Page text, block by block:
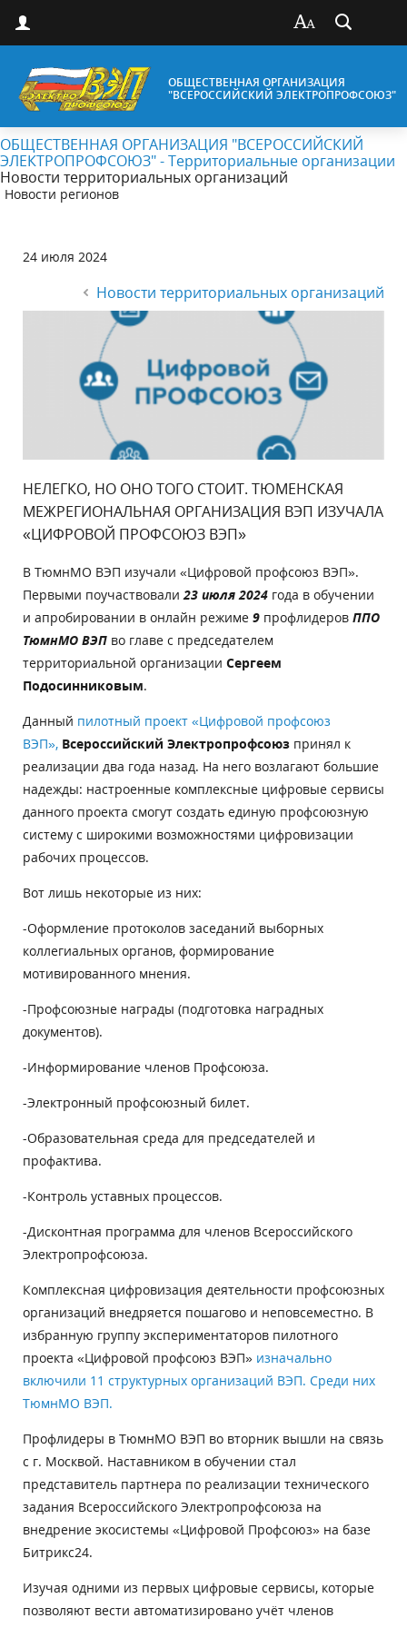
ОБЩЕСТВЕННАЯ ОРГАНИЗАЦИЯ
"ВСЕРОССИЙСКИЙ ЭЛЕКТРОПРОФСОЮЗ"
ОБЩЕСТВЕННАЯ ОРГАНИЗАЦИЯ "ВСЕРОССИЙСКИЙ
ЭЛЕКТРОПРОФСОЮЗ" - Территориальные организации
Новости территориальных организаций
Новости регионов
24 июля 2024
Новости территориальных организаций
НЕЛЕГКО, НО ОНО ТОГО СТОИТ. ТЮМЕНСКАЯ
МЕЖРЕГИОНАЛЬНАЯ ОРГАНИЗАЦИЯ ВЭП ИЗУЧАЛА
«ЦИФРОВОЙ ПРОФСОЮЗ ВЭП»
В ТюмнМО ВЭП изучали «Цифровой профсоюз ВЭП».
Первыми поучаствовали23 июля 2024 года в обучении
и апробировании в онлайн режиме 9 профлидеров ППО
ТюмнМО ВЭП во главе с председателем
территориальной организации Сергеем
Подосинниковым.
Данный пилотный проект «Цифровой профсоюз
ВЭП», Всероссийский Электропрофсоюз принял к
реализации два года назад. На него возлагают большие
надежды: настроенные комплексные цифровые сервисы
данного проекта смогут создать единую профсоюзную
систему с широкими возможностями цифровизации
рабочих процессов.
Вот лишь некоторые из них:
-Оформление протоколов заседаний выборных
коллегиальных органов, формирование
мотивированного мнения.
-Профсоюзные награды (подготовка наградных
документов).
-Информирование членов Профсоюза.
-Электронный профсоюзный билет.
-Образовательная среда для председателей и
профактива.
-Контроль уставных процессов.
-Дисконтная программа для членов Всероссийского
Электропрофсоюза.
Комплексная цифровизация деятельности профсоюзных
организаций внедряется пошагово и неповсеместно. В
избранную группу экспериментаторов пилотного
проекта «Цифровой профсоюз ВЭП» изначально
включили 11 структурных организаций ВЭП. Среди них
ТюмнМО ВЭП.
Профлидеры в ТюмнМО ВЭП во вторник вышли на связь
с г. Москвой. Наставником в обучении стал
представитель партнера по реализации технического
задания Всероссийского Электропрофсоюза на
внедрение экосистемы «Цифровой Профсоюз» на базе
Битрикс24.
Изучая одними из первых цифровые сервисы, которые
позволяют вести автоматизировано учёт членов